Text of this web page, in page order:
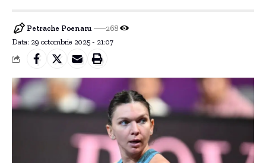
Data: 29 octombrie 2025 - 21:07
Petrache Poenaru 268